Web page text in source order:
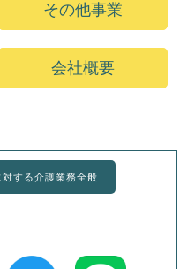
その他事業
会社概要
対する介護業務全般